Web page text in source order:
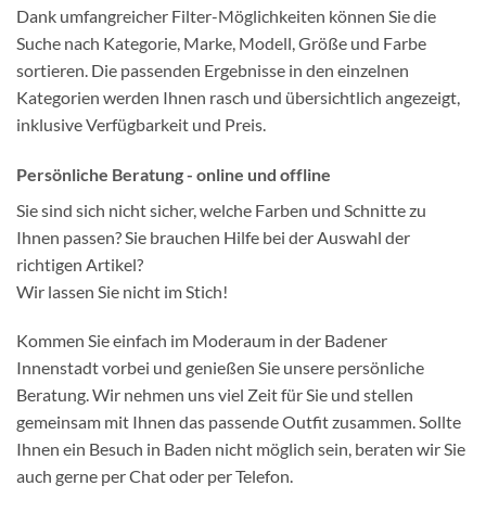
Dank umfangreicher Filter-Möglichkeiten können Sie die
Suche nach Kategorie, Marke, Modell, Größe und Farbe
sortieren. Die passenden Ergebnisse in den einzelnen
Kategorien werden Ihnen rasch und übersichtlich angezeigt,
inklusive Verfügbarkeit und Preis.
Persönliche Beratung - online und offline
Sie sind sich nicht sicher, welche Farben und Schnitte zu
Ihnen passen? Sie brauchen Hilfe bei der Auswahl der
richtigen Artikel?
Wir lassen Sie nicht im Stich!
Kommen Sie einfach im Moderaum in der Badener
Innenstadt vorbei und genießen Sie unsere persönliche
Beratung. Wir nehmen uns viel Zeit für Sie und stellen
gemeinsam mit Ihnen das passende Outfit zusammen. Sollte
Ihnen ein Besuch in Baden nicht möglich sein, beraten wir Sie
auch gerne per Chat oder per Telefon.